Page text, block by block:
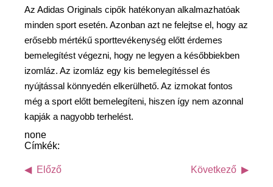
Az Adidas Originals cipők hatékonyan alkalmazhatóak
minden sport esetén. Azonban azt ne felejtse el, hogy az
erősebb mértékű sporttevékenység előtt érdemes
bemelegítést végezni, hogy ne legyen a későbbiekben
izomláz. Az izomláz egy kis bemelegítéssel és
nyújtással könnyedén elkerülhető. Az izmokat fontos
még a sport előtt bemelegíteni, hiszen így nem azonnal
kapják a nagyobb terhelést.
none
Címkék:
Előző Következő